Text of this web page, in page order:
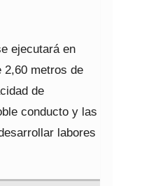
ejecutará en
2,60 metros de
de
conducto y las
labores